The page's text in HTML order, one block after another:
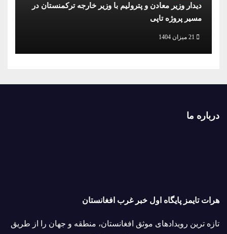
دیدار وزیر معادن و پترولیم با وزیر خارجه ترکمنستان در
مسیر پروژه تاپی
21 میزان 1404
درباره ما
هرات تایمز پایگاه اول خبر غرب افغانستان
تازه ترین رویدادهای موثق افغانستان، منطقه و جهان را از طریق